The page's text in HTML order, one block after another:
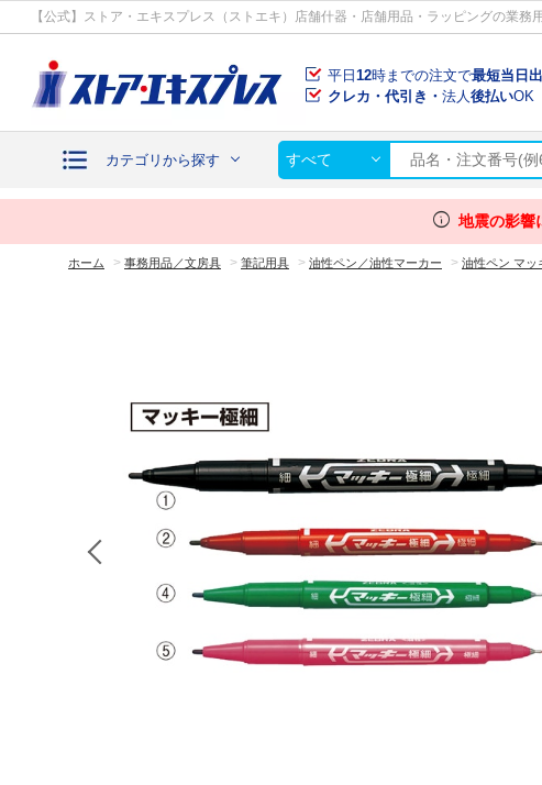
【公式】ストア・エキスプレス（ストエキ）店舗什器・店舗用品・ラッピングの業務
平日 12時までの注文で最短当日
クレカ・代引き・ 法人後払いOK
カテゴリから探す すべて
info 地震の影響
ホーム > 事務用品／文房具 > 筆記用具 > 油性ペン／油性マーカー > 油性ペン マッ